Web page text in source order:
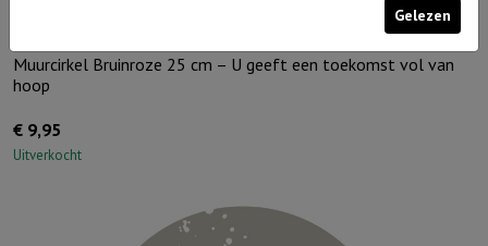
Muurcirkel Bruinroze 25 cm – U geeft een toekomst vol van
hoop
€ 9,95
Uitverkocht
Gelezen